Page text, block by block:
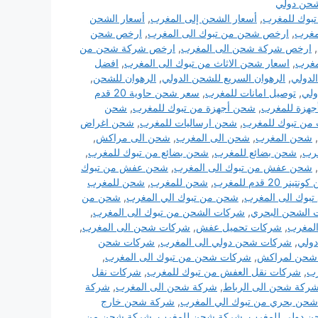
دولي
للمغرب, أسعار الشحن إلى المغرب, أسعار الشحن
, ارخص شحن من تبوك الى المغرب, ارخص شحن
, ارخص شركة شحن الى المغرب, ارخص شركة شحن من
, اسعار شحن الاثاث من تبوك الى المغرب, افضل
, الرهوان السريع للشحن الدولي, الرهوان للشحن,
, توصيل امانات للمغرب,
سعر شحن حاوية 20 قدم
للمغرب, شحن أجهزة من تبوك للمغرب, شحن
من تبوك للمغرب, شحن ارساليات للمغرب, شحن اغراض
, شحن المغرب, شحن الى المغرب, شحن الى مراكش,
, شحن بضائع للمغرب, شحن بضائع من تبوك للمغرب,
, شحن عفش من تبوك الى المغرب, شحن عفش من تبوك
20 قدم للمغرب , شحن للمغرب, شحن للمغرب
الى المغرب, شحن من تبوك الي المغرب, شحن من
الشحن البحري, شركات الشحن من تبوك الى المغرب,
, شركات تحميل عفش, شركات شحن الى المغرب,
, شركات شحن دولي الى المغرب, شركات شحن
لمراكش, شركات شحن من تبوك الى المغرب,
, شركات نقل العفش من تبوك للمغرب, شركات نقل
شركة شحن الى الرباط, شركة شحن الى المغرب, شركة
بحري من تبوك الي المغرب, شركة شحن خارج